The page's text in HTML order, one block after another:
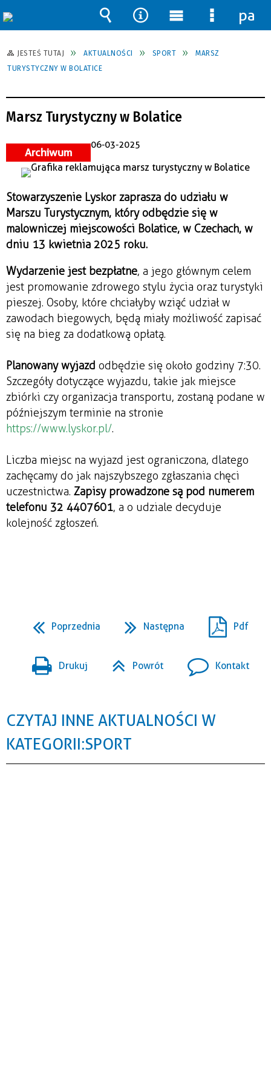
JESTEŚ TUTAJ AKTUALNOŚCI SPORT
MARSZ
TURYSTYCZNY W BOLATICE
Marsz Turystyczny w Bolatice
Archiwum
06-03-2025
Stowarzyszenie Lyskor zaprasza do udziału w
Marszu Turystycznym, który odbędzie się w
malowniczej miejscowości Bolatice, w Czechach, w
dniu 13 kwietnia 2025 roku.
Wydarzenie jest bezpłatne, a jego głównym celem
jest promowanie zdrowego stylu życia oraz turystyki
pieszej. Osoby, które chciałyby wziąć udział w
zawodach biegowych, będą miały możliwość zapisać
się na bieg za dodatkową opłatą.
Planowany wyjazd odbędzie się około godziny 7:30.
Szczegóły dotyczące wyjazdu, takie jak miejsce
zbiórki czy organizacja transportu, zostaną podane w
późniejszym terminie na stronie
https://www.lyskor.pl/.
Liczba miejsc na wyjazd jest ograniczona, dlatego
zachęcamy do jak najszybszego zgłaszania chęci
uczestnictwa. Zapisy prowadzone są pod numerem
telefonu 32 4407601, a o udziale decyduje
kolejność zgłoszeń.
Poprzednia Następna Pdf
Drukuj Powrót Kontakt
CZYTAJ INNE AKTUALNOŚCI W
KATEGORII: SPORT
Wyszukiwarka
Narzędzia
Menu
główne
Menu